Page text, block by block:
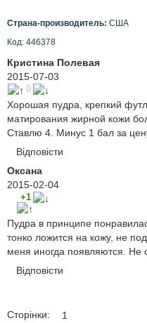
Страна-производитель: США
Код: 446378
Кристина Полевая
2015-07-03
0
Хорошая пудра, крепкий
матирования жирной кожи
Ставлю 4. Минус 1 бал за
Відповісти
Оксана
2015-02-04
+1
Пудра в принципе
тонко ложится на кожу, не
меня иногда появляются. Не
Відповісти
Сторінки: 1